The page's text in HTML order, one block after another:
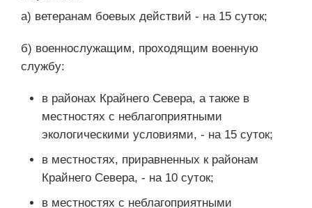
а) ветеранам боевых действий - на 15 суток;
б) военнослужащим, проходящим военную
службу:
в районах Крайнего Севера, а также в
местностях с неблагоприятными
экологическими условиями, - на 15 суток;
в местностях, приравненных к районам
Крайнего Севера, - на 10 суток;
в местностях с неблагоприятными